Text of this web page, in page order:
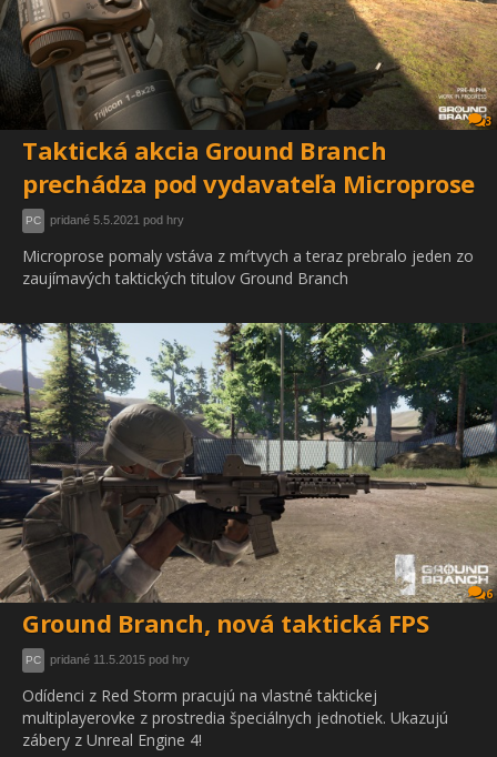
3
Taktická akcia Ground Branch
prechádza pod vydavateľa Microprose
PC pridané 5.5.2021 pod hry
Microprose pomaly vstáva z mŕtvych a teraz prebralo jeden zo
zaujímavých taktických titulov Ground Branch
6
Ground Branch, nová taktická FPS
PC pridané 11.5.2015 pod hry
Odídenci z Red Storm pracujú na vlastné taktickej
multiplayerovke z prostredia špeciálnych jednotiek. Ukazujú
zábery z Unreal Engine 4!